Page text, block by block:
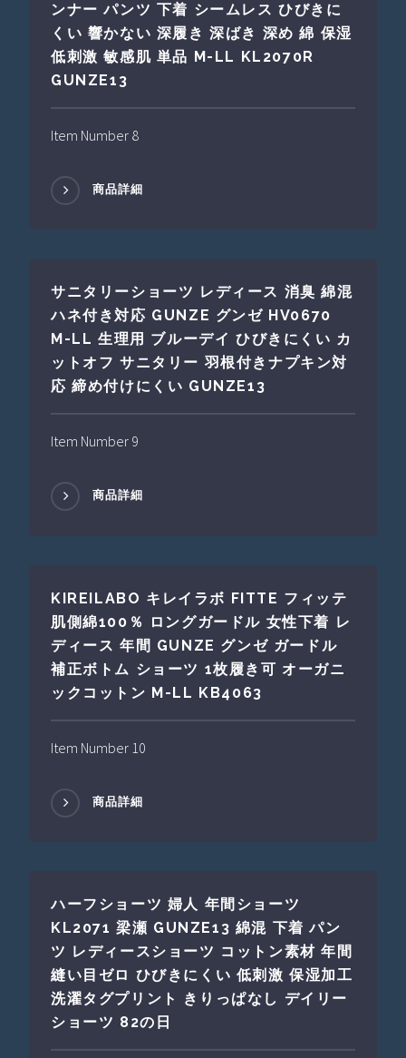
ンナー パンツ 下着 シームレス ひびきに
くい 響かない 深履き 深ばき 深め 綿 保湿
低刺激 敏感肌 単品 M-LL KL2070R
GUNZE13
Item Number 8
商品詳細
サニタリーショーツ レディース 消臭 綿混
ハネ付き対応 GUNZE グンゼ HV0670
M-LL 生理用 ブルーデイ ひびきにくい カ
ットオフ サニタリー 羽根付きナプキン対
応 締め付けにくい GUNZE13
Item Number 9
商品詳細
KIREILABO キレイラボ FITTE フィッテ
肌側綿100％ ロングガードル 女性下着 レ
ディース 年間 GUNZE グンゼ ガードル
補正ボトム ショーツ 1枚履き可 オーガニ
ックコットン M-LL KB4063
Item Number 10
商品詳細
ハーフショーツ 婦人 年間ショーツ
KL2071 梁瀬 GUNZE13 綿混 下着 パン
ツ レディースショーツ コットン素材 年間
縫い目ゼロ ひびきにくい 低刺激 保湿加工
洗濯タグプリント きりっぱなし デイリー
ショーツ 82の日